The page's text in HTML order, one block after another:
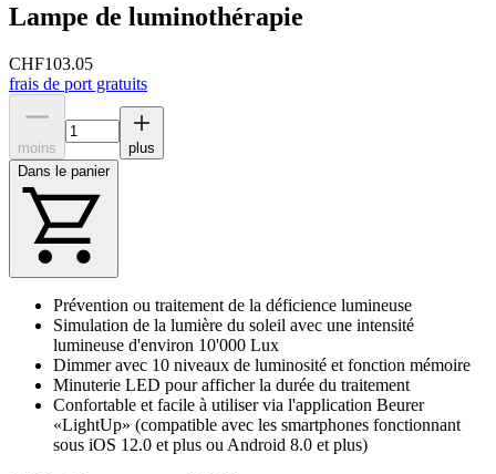
Lampe de luminothérapie
CHF103.05
frais de port gratuits
moins
plus
Dans le panier
Prévention ou traitement de la déficience lumineuse
Simulation de la lumière du soleil avec une intensité
lumineuse d'environ 10'000 Lux
Dimmer avec 10 niveaux de luminosité et fonction mémoire
Minuterie LED pour afficher la durée du traitement
Confortable et facile à utiliser via l'application Beurer
«LightUp» (compatible avec les smartphones fonctionnant
sous iOS 12.0 et plus ou Android 8.0 et plus)